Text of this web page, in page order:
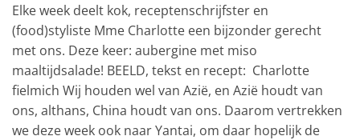
Elke week deelt kok, receptenschrijfster en
(food)styliste Mme Charlotte een bijzonder gerecht
met ons. Deze keer: aubergine met miso
maaltijdsalade! BEELD, tekst en recept: Charlotte
fielmich Wij houden wel van Azië, en Azië houdt van
ons, althans, China houdt van ons. Daarom vertrekken
we deze week ook naar Yantai, om daar hopelijk de